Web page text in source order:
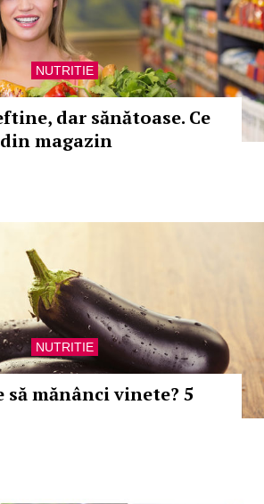
NUTRITIE
dar sănătoase. Ce
magazin
NUTRITIE
să mănânci vinete? 5